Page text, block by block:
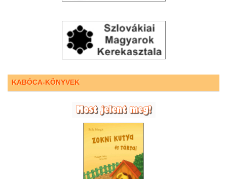
KABÓCA-KÖNYVEK